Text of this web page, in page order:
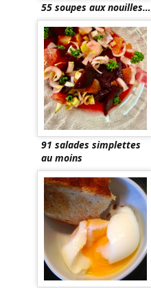
55 soupes aux nouilles…
91 salades simplettes
au moins